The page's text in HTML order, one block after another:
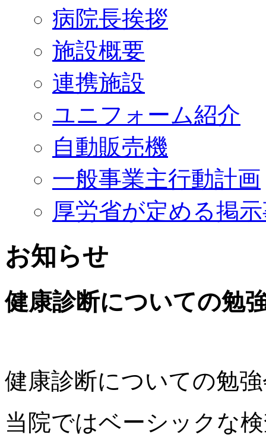
病院長挨拶
施設概要
連携施設
ユニフォーム紹介
自動販売機
一般事業主行動計画
厚労省が定める掲
お知らせ
健康診断についての勉
健康診断についての勉
当院ではベーシックな